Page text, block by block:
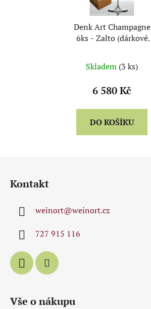
Denk Art Champagne
6ks - Zalto (dárkové
Skladem (3 ks)
6 580 Kč
DO KOŠÍKU
Kontakt
weinort@weinort.cz
727 915 116
Vše o nákupu